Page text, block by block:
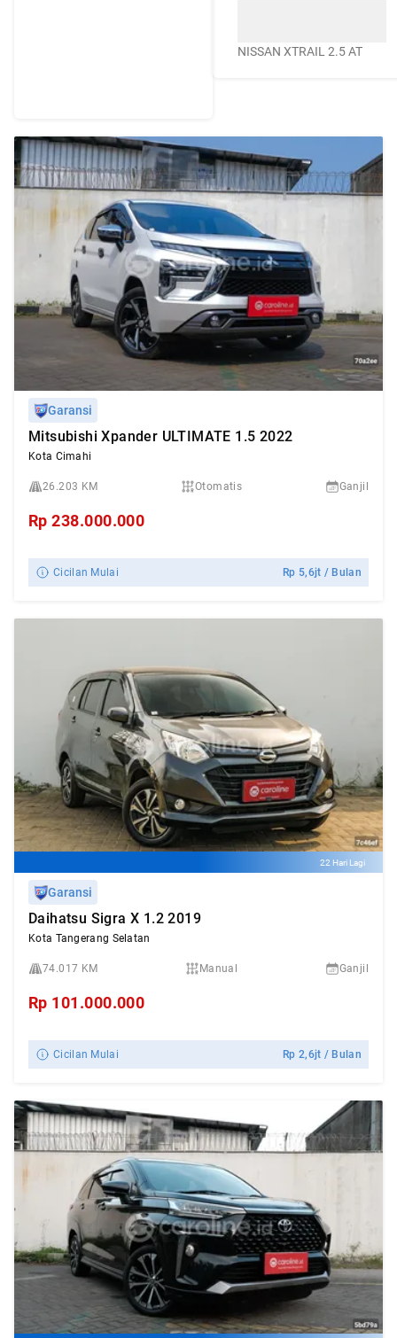
NISSAN XTRAIL 2.5 AT
Garansi
Mitsubishi Xpander ULTIMATE 1.5 2022
Kota Cimahi
26.203 KM Otomatis Ganjil
Rp238.000.000
Cicilan Mulai Rp 5,6jt / Bulan
22 Hari Lagi
Garansi
Daihatsu Sigra X 1.2 2019
Kota Tangerang Selatan
74.017 KM Manual Ganjil
Rp 101.000.000
Cicilan Mulai Rp2,6jt / Bulan